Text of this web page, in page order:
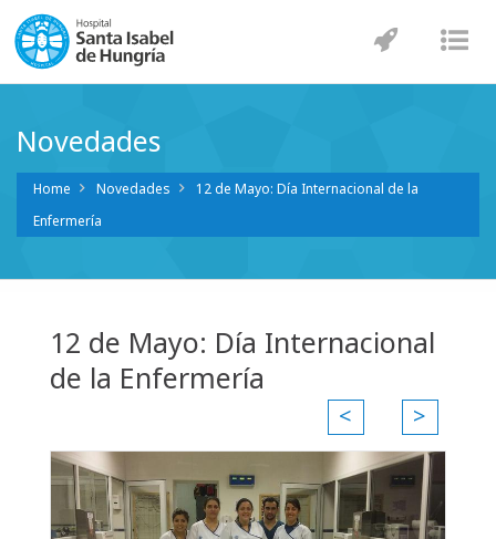
Novedades
Home Novedades
12 de Mayo: Día Internacional de la
Enfermería
12 de Mayo: Día Internacional
de la Enfermería
< >